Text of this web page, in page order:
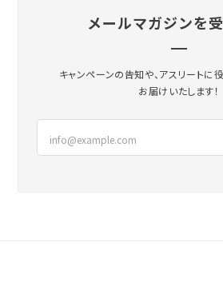
メールマガジンを
キャンペーンの告知や、アスリートに
お届けいたします！